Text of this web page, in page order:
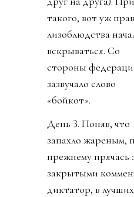
такого, вот уж
лизоблюдства
вскрываться. Со
стороны
зазвучало слово
«бойкот».
День 3. Поняв, что
запахло жареным,
прежнему прячась
закрытыми
диктатор, в лучших